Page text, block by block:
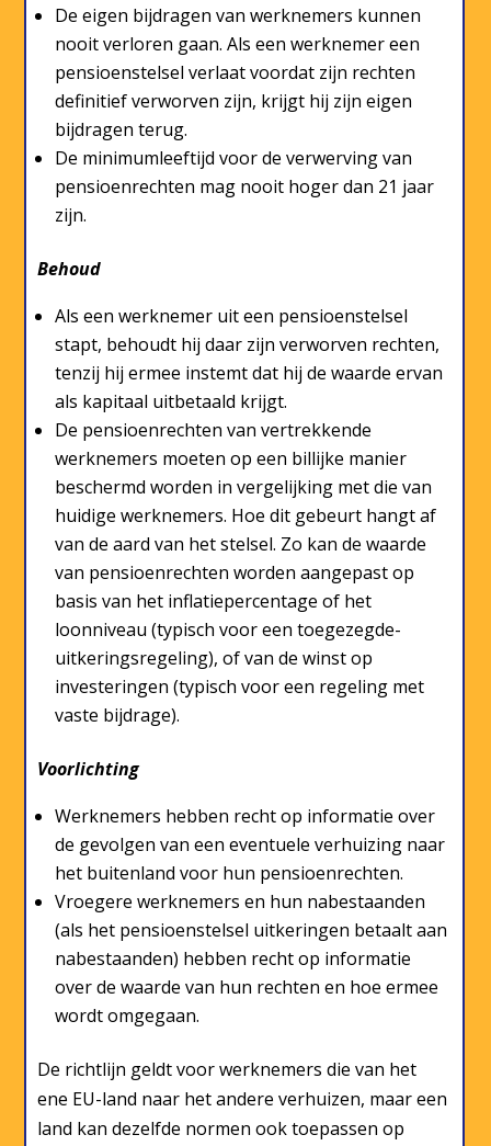
De eigen bijdragen van werknemers kunnen
nooit verloren gaan. Als een werknemer een
pensioenstelsel verlaat voordat zijn rechten
definitief verworven zijn, krijgt hij zijn eigen
bijdragen terug.
De minimumleeftijd voor de verwerving van
pensioenrechten mag nooit hoger dan 21 jaar
zijn.
Behoud
Als een werknemer uit een pensioenstelsel
stapt, behoudt hij daar zijn verworven rechten,
tenzij hij ermee instemt dat hij de waarde ervan
als kapitaal uitbetaald krijgt.
De pensioenrechten van vertrekkende
werknemers moeten op een billijke manier
beschermd worden in vergelijking met die van
huidige werknemers. Hoe dit gebeurt hangt af
van de aard van het stelsel. Zo kan de waarde
van pensioenrechten worden aangepast op
basis van het inflatiepercentage of het
loonniveau (typisch voor een toegezegde-
uitkeringsregeling), of van de winst op
investeringen (typisch voor een regeling met
vaste bijdrage).
Voorlichting
Werknemers hebben recht op informatie over
de gevolgen van een eventuele verhuizing naar
het buitenland voor hun pensioenrechten.
Vroegere werknemers en hun nabestaanden
(als het pensioenstelsel uitkeringen betaalt aan
nabestaanden) hebben recht op informatie
over de waarde van hun rechten en hoe ermee
wordt omgegaan.
De richtlijn geldt voor werknemers die van het
ene EU-land naar het andere verhuizen, maar een
land kan dezelfde normen ook toepassen op